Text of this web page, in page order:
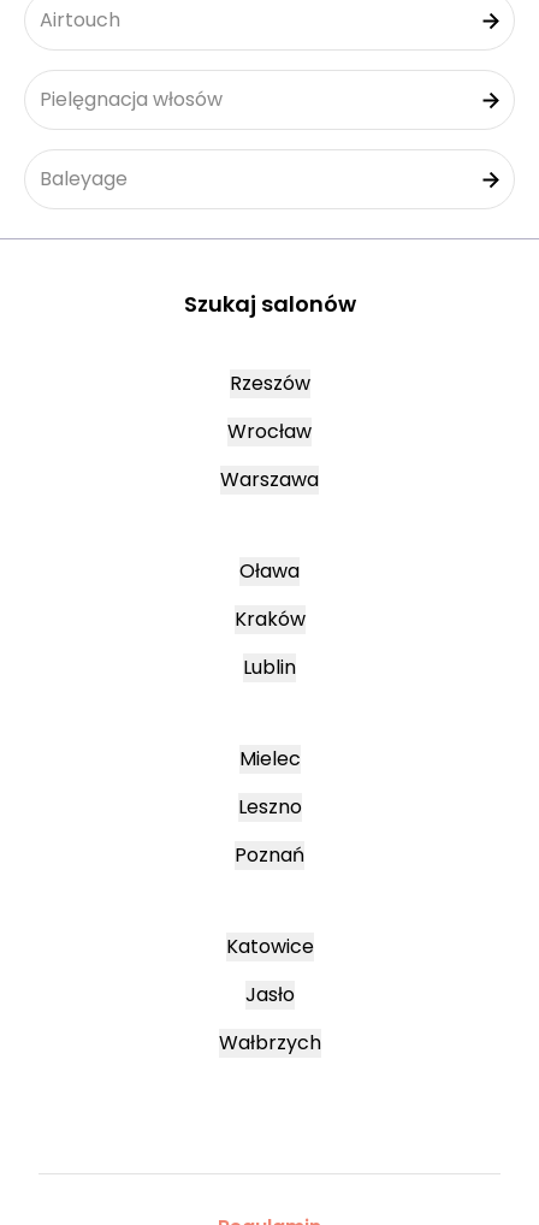
Airtouch
Pielęgnacja włosów
Baleyage
Szukaj salonów
Rzeszów
Wrocław
Warszawa
Oława
Kraków
Lublin
Mielec
Leszno
Poznań
Katowice
Jasło
Wałbrzych